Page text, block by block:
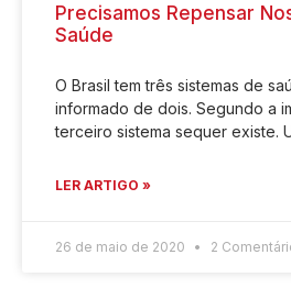
Precisamos Repensar
Saúde
O Brasil tem três sistemas de
informado de dois. Segundo a
terceiro sistema sequer existe.
LER ARTIGO »
26 de maio de 2020 2